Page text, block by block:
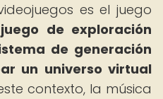
es el juego
de exploración
de generación
un universo virtual
contexto, la música